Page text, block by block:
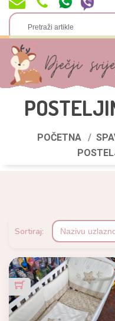
POČETNA
Sortiraj: